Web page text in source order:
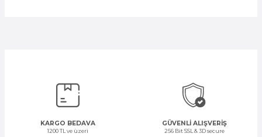
KARGO BEDAVA
1200 TL ve üzeri
GÜVENLİ ALIŞVERİŞ
256 Bit SSL & 3D secure